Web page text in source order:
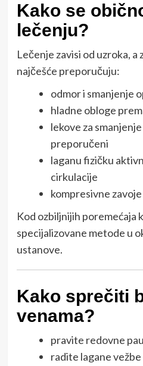
Kako se
lečenju?
Lečenje zavisi od uzroka,
najčešće preporučuju:
odmor i smanjenje
hladne obloge
lekove za
preporučeni
laganu fizičku
cirkulacije
kompresivne
Kod ozbiljnijih poremećaja
specijalizovane metode u
ustanove.
Kako sprečiti
venama?
pravite redovne
radite lagane vežbe